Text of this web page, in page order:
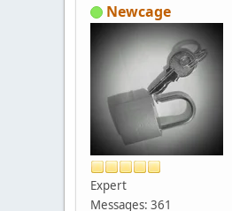
Newcage
Expert
Messages: 361